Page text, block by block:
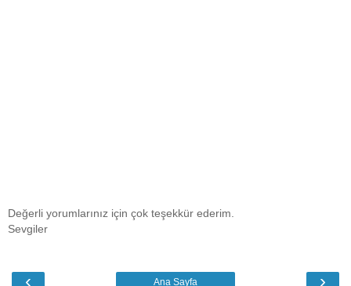
Değerli yorumlarınız için çok teşekkür ederim.
Sevgiler
‹ ›
Ana Sayfa